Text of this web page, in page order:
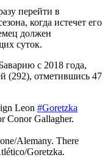
перейти в
когда истечет его
должен
суток.
с 2018 года,
(292), отметившись 47
Leon #Goretzka
Conor Gallagher.
Alemany. There
Goretzka.